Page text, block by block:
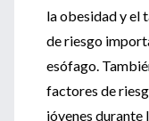
la obesidad y el
de riesgo
esófago.
factores de
jóvenes durante